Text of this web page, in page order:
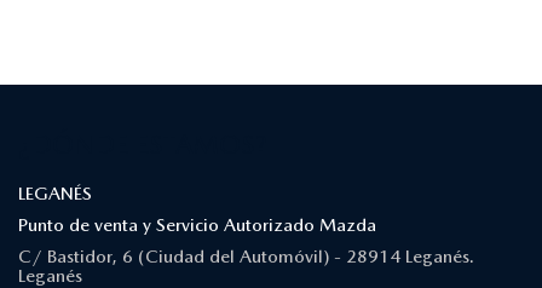
LEGANÉS
Punto de venta y Servicio Autorizado Mazda
C/ Bastidor, 6 (Ciudad del Automóvil) - 28914 Leganés.
Leganés